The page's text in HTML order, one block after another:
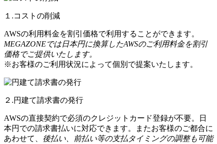
１.コストの削減
AWSの利用料金を割引価格で利用することができます。
MEGAZONEでは日本円に換算したAWSのご利用料金を割引
価格でご提供いたします。
※お客様のご利用状況によって個別で提案いたします。
２.円建て請求書の発行
AWSの直接契約で必須のクレジットカード登録が不要。日
本円での請求書払いに対応できます。またお客様のご都合に
あわせて、 後払い、前払い等の支払タイミングの調整も可能